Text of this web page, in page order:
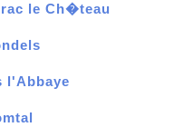
le Ch�teau
l'Abbaye